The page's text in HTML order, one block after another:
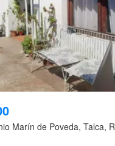
Marín de Poveda, Talca,